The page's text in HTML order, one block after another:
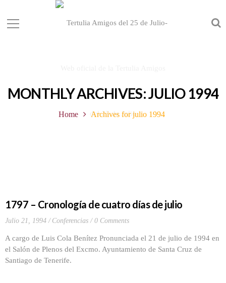
MONTHLY ARCHIVES: JULIO 1994
Home Archives for julio 1994
1797 – Cronología de cuatro días de julio
Julio 21, 1994 Conferencias 0 Comments
A cargo de Luis Cola Benítez Pronunciada el 21 de julio de 1994 en
el Salón de Plenos del Excmo. Ayuntamiento de Santa Cruz de
Santiago de Tenerife.